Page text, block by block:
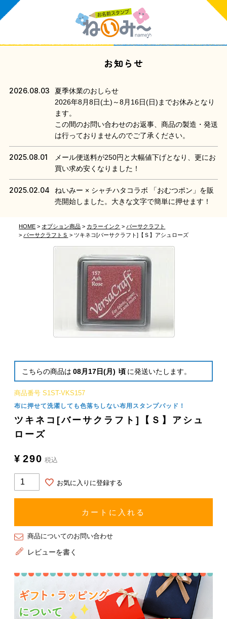
お知らせ
2026.08.03
夏季休業のおしらせ
2026年8月8日(土)～8月16日(日)までお休みとなり
ます。
この間のお問い合わせのお返事、商品の製造・発送
は行っておりませんのでご了承ください。
2025.08.01
メール便送料が250円と大幅値下げとなり、更にお
買い求め安くなりました！
2025.02.04
ねいみー × シャチハタコラボ 「おむつポン」を販
売開始しました。大きな文字で簡単に押せます！
HOME オプション商品 カラーインク
バーサクラフト
バーサクラフトＳ
ツキネコ[バーサクラフト]【Ｓ】アシュローズ
こちらの商品は 08月17日(月) 頃 に発送いたします。
商品番号 S1ST-VKS157
布に押せて洗濯しても色落ちしない布用スタンプパッド！
ツキネコ[バーサクラフト]【Ｓ】アシュ
ローズ
¥ 290 税込
お気に入りに登録する
カートに入れる
商品についてのお問い合わせ
レビューを書く